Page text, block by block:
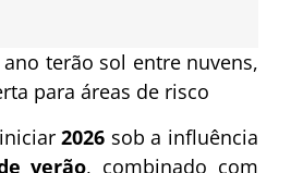
terão sol entre nuvens,
para áreas de risco
iniciar2026 sob a influência
verão, combinado com